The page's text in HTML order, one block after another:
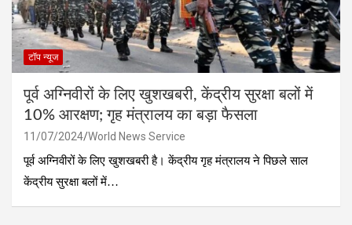
टॉप न्यूज
पूर्व अग्निवीरों के लिए खुशखबरी, केंद्रीय सुरक्षा बलों में
10% आरक्षण; गृह मंत्रालय का बड़ा फैसला
11/07/2024 World News Service
पूर्व अग्निवीरों के लिए खुशखबरी है। केंद्रीय गृह मंत्रालय ने पिछले साल
केंद्रीय सुरक्षा बलों में…